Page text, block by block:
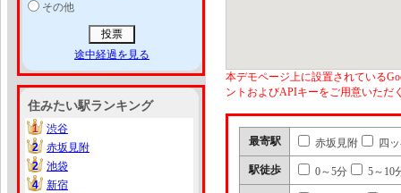
その他
途中経過を見る
住みたい駅ランキング
1
1
渋谷
2
2
赤坂見附
2
2
池袋
4
4
新宿
本デモページ上に設置されている
ントおよびAPIキーをご用意いただ
最寄駅 赤坂見附 四
駅徒歩 0～5分 5～10